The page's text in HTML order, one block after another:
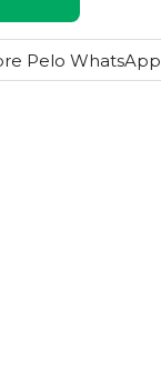
Pelo WhatsApp